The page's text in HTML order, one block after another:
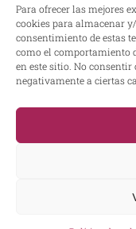
Para ofrecer las mejores
cookies para almacenar
consentimiento de estas
como el comportamiento
en este sitio. No
negativamente a ciertas
Serveis